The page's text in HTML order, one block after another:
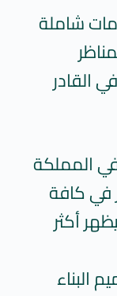
شاملة
القادر
المملكة
في كافة
أكثر
البناء